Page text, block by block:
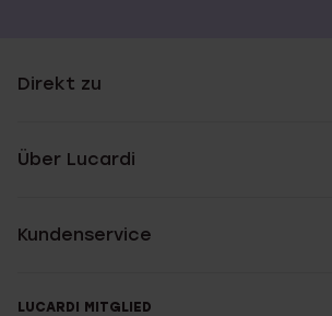
Direkt zu
Über Lucardi
Kundenservice
LUCARDI MITGLIED